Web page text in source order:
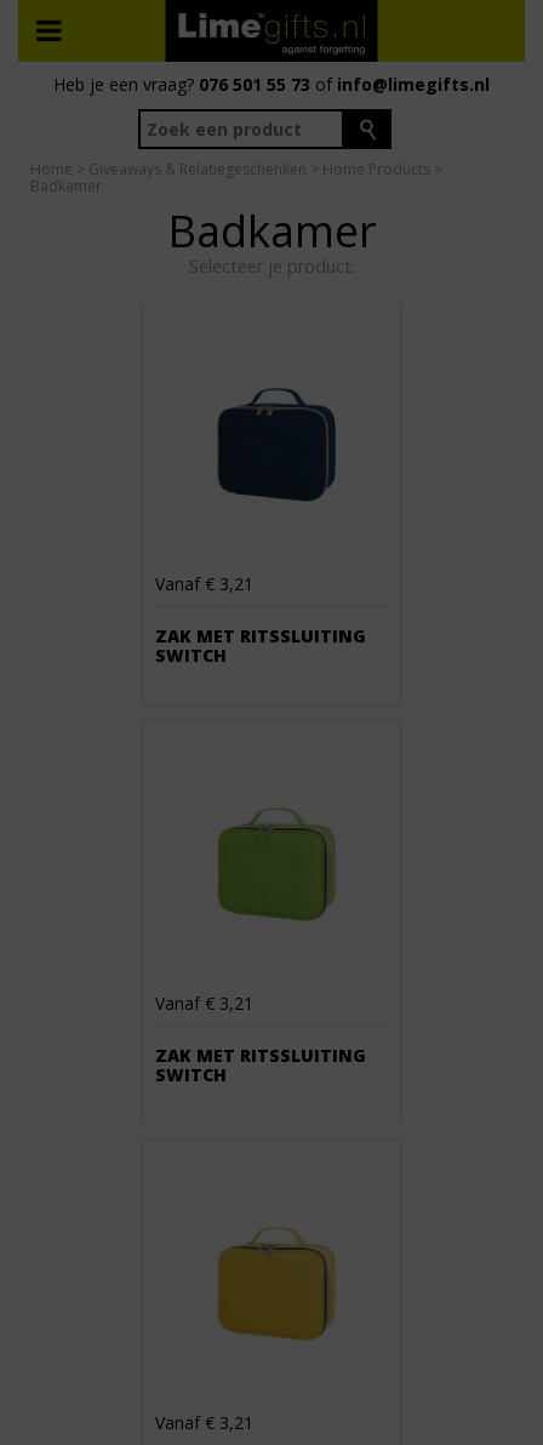
Heb je een vraag? 076 501 55 73 of info@limegifts.nl
Home > Giveaways & Relatiegeschenken > Home Products >
Badkamer
Badkamer
Selecteer je product:
Vanaf € 3,21
ZAK MET RITSSLUITING
SWITCH
Vanaf € 3,21
ZAK MET RITSSLUITING
SWITCH
Vanaf € 3,21